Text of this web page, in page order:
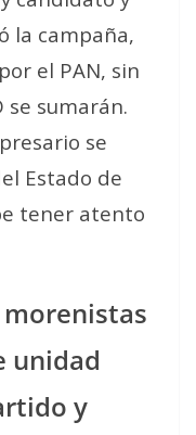
la campaña,
el PAN, sin
se sumarán.
se
Estado de
tener atento
unidad
y